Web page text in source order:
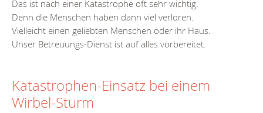
Das ist nach einer Katastrophe oft sehr wichtig.
Denn die Menschen haben dann viel verloren.
Vielleicht einen geliebten Menschen oder ihr Haus.
Unser Betreuungs-Dienst ist auf alles vorbereitet.
Katastrophen-Einsatz bei einem
Wirbel-Sturm